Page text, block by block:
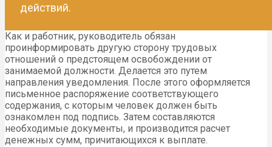
действий.
Как и работник, руководитель обязан
проинформировать другую сторону трудовых
отношений о предстоящем освобождении от
занимаемой должности. Делается это путем
направления уведомления. После этого оформляется
письменное распоряжение соответствующего
содержания, с которым человек должен быть
ознакомлен под подпись. Затем составляются
необходимые документы, и производится расчет
денежных сумм, причитающихся к выплате.